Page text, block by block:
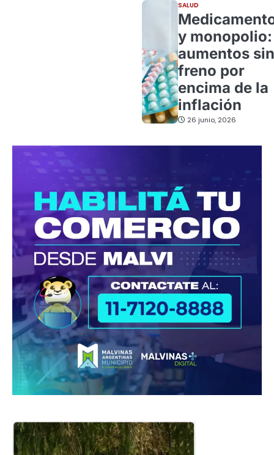
SALUD
y monopolio:
aumentos sin
freno por
encima de la
inflación
26 junio, 2026